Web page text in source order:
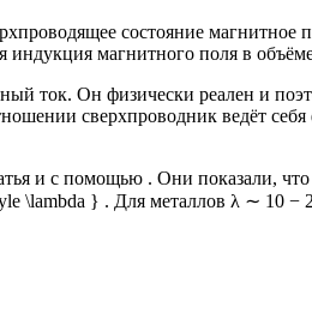
состояние магнитное
магнитного поля в
ток. Он физически реален и
сверхпроводник ведёт
и c помощью . Они показали,
\lambda } . Для металлов λ ∼ 10 −